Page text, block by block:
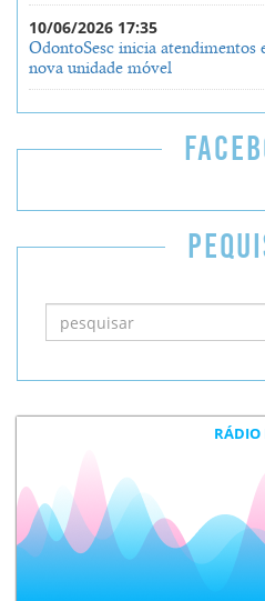
10/06/2026 17:35
OdontoSesc inicia atendimentos
nova unidade móvel
RÁDIO